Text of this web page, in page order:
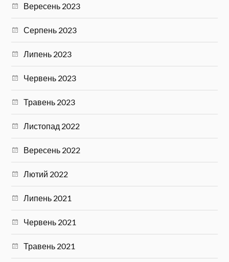
Вересень 2023
Серпень 2023
Липень 2023
Червень 2023
Травень 2023
Листопад 2022
Вересень 2022
Лютий 2022
Липень 2021
Червень 2021
Травень 2021